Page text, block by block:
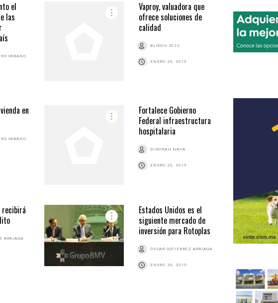
el
las
URBANO
Vaproy, valuadora que
ofrece soluciones de
calidad
BLOGCU 2022
ENERO 20, 2015
en
URBANO
Fortalece Gobierno
Federal infraestructura
hospitalaria
DINORAH NAVA
ENERO 20, 2015
recibirá
ARRIAGA
Estados Unidos es el
siguiente mercado de
inversión para Rotoplas
OSCAR GUTIÉRREZ ARRIAGA
ENERO 20, 2015